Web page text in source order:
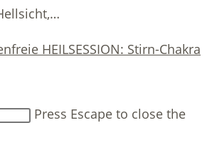
HEILSESSION: Stirn-Chakra
Press Escape to close the